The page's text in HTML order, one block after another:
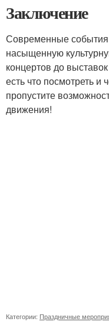
Заключение
Современные
насыщенную
концертов до
есть что посмотреть и
пропустите
движения!
Категории: Праздничные